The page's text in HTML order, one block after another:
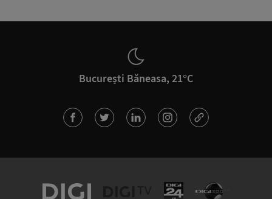
București Băneasa, 21°C